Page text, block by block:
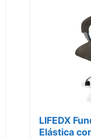
LIFEDX
Elástica